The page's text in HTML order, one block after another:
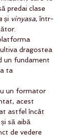
predai clase
și vinyasa, într-
dragostea
un fundament
ta
un formator
acest
astfel încât
să aibă
de vedere